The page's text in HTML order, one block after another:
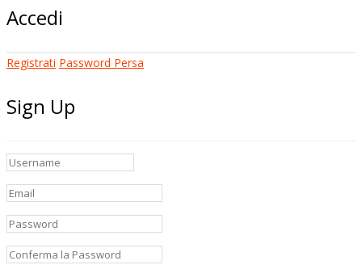
Accedi
Registrati Password Persa
Sign Up